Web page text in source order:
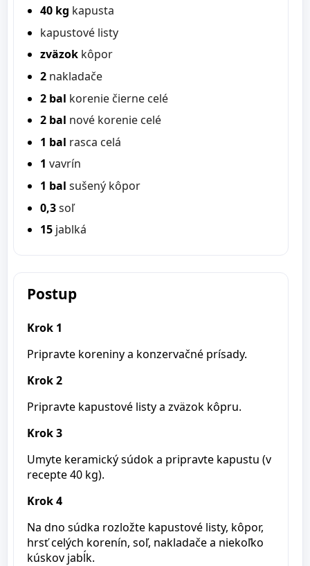
40 kg kapusta
kapustové listy
zväzok kôpor
2 nakladače
2 bal korenie čierne celé
2 bal nové korenie celé
1 bal rasca celá
1 vavrín
1 bal sušený kôpor
0,3soľ
15 jablká
Postup
Krok 1
Pripravte koreniny a konzervačné prísady.
Krok 2
Pripravte kapustové listy a zväzok kôpru.
Krok 3
Umyte keramický súdok a pripravte kapustu (v
recepte 40 kg).
Krok 4
Na dno súdka rozložte kapustové listy, kôpor,
hrsť celých korenín, soľ, nakladače a niekoľko
kúskov jabĺk.